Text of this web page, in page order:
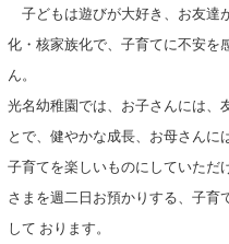
子どもは遊びが大好き、お友達
化・核家族化で、子育てに不安を
ん。
光名幼稚園では、お子さんには、
とで、健やかな成長、お母さんに
子育てを楽しいものにしていただ
さまを週二日お預かりする、子育
して おります。